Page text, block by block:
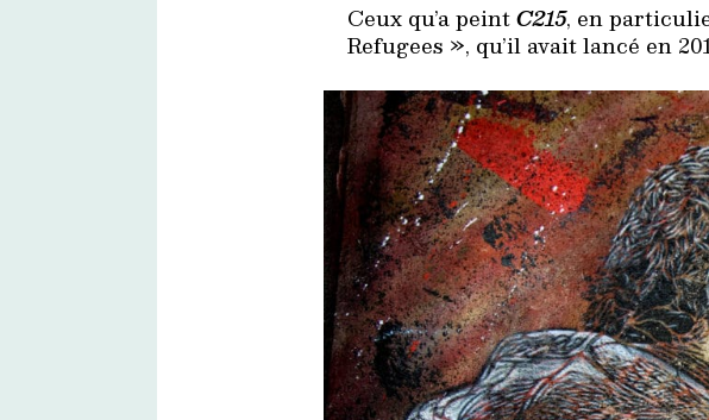
Ceux qu’a peintC215, en
Refugees », qu’il avait lancé en